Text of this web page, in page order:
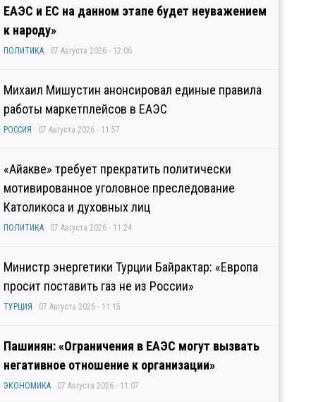
ЕАЭС и ЕС на данном этапе будет неуважением
к народу»
ПОЛИТИКА 07 Августа 2026 - 12:06
Михаил Мишустин анонсировал единые правила
работы маркетплейсов в ЕАЭС
РОССИЯ 07 Августа 2026 - 11:57
«Айакве» требует прекратить политически
мотивированное уголовное преследование
Католикоса и духовных лиц
ПОЛИТИКА 07 Августа 2026 - 11:24
Министр энергетики Турции Байрактар: «Европа
просит поставить газ не из России»
ТУРЦИЯ 07 Августа 2026 - 11:15
Пашинян: «Ограничения в ЕАЭС могут вызвать
негативное отношение к организации»
ЭКОНОМИКА 07 Августа 2026 - 11:07